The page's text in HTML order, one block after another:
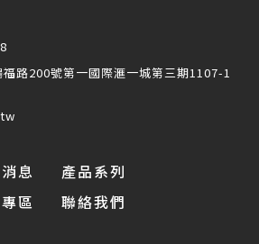
路200號第一國際滙一城第三期1107-1
息
產品系列
區 聯絡我們